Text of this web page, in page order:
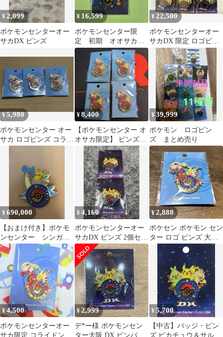
¥2,099
ポケモンセンターオー
サカDX ピンズ
¥ 16,599
ポケモンセンター限
定 初期 オオサカ
ロゴピンズ 未開封
¥22,500
ポケモンセンターオー
サカDX 限定 ロゴピン
ズ 5個セット
¥5,980
ポケモンセンター オー
サカ ロゴピンズ コライ
¥8,400
【ポケモンセンター オ
オサカ限定】 ピンズ
コライドン 4個セット
¥39,999
ポケモン ロゴピン
ズ まとめ売り
¥690,000
【おまけ付き】ポケモ
ンセンター シンガポ
ール ロゴピンズ
¥4,160
ポケモンセンターオー
サカDX ピンズ 2個セッ
ト
¥2,888
ポケセン ポケモン セン
ター ロゴ ピンズ 大阪
オオサカ コライドン
¥4,500
ポケモンセンターオー
サカ限定 コライドン ロ
¥2,999
デ*ー様 ポケモンセン
ター大阪 DX ピンバッ
¥5,700
【中古】バッジ・ピン
ズ ピカチュウ＆サルノ